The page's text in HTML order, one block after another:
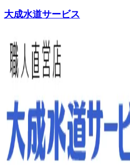
大成水道サービス